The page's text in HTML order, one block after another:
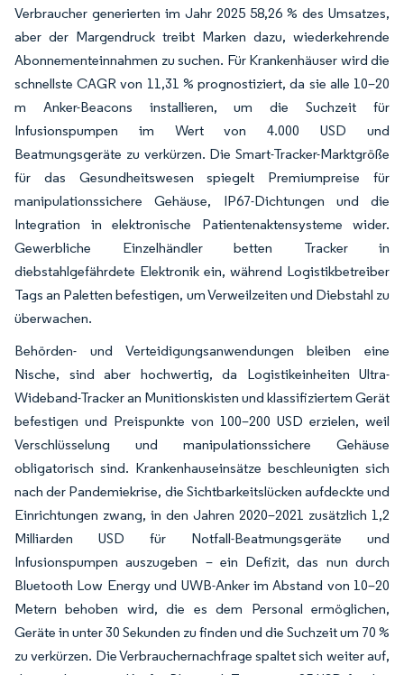
Verbraucher generierten im Jahr 2025 58,26 % des Umsatzes,
aber der Margendruck treibt Marken dazu, wiederkehrende
Abonnementeinnahmen zu suchen. Für Krankenhäuser wird die
schnellste CAGR von 11,31 % prognostiziert, da sie alle 10–20
m Anker-Beacons installieren, um die Suchzeit für
Infusionspumpen im Wert von 4.000 USD und
Beatmungsgeräte zu verkürzen. Die Smart-Tracker-Marktgröße
für das Gesundheitswesen spiegelt Premiumpreise für
manipulationssichere Gehäuse, IP67-Dichtungen und die
Integration in elektronische Patientenaktensysteme wider.
Gewerbliche Einzelhändler betten Tracker in
diebstahlgefährdete Elektronik ein, während Logistikbetreiber
Tags an Paletten befestigen, um Verweilzeiten und Diebstahl zu
überwachen.
Behörden- und Verteidigungsanwendungen bleiben eine
Nische, sind aber hochwertig, da Logistikeinheiten Ultra-
Wideband-Tracker an Munitionskisten und klassifiziertem Gerät
befestigen und Preispunkte von 100–200 USD erzielen, weil
Verschlüsselung und manipulationssichere Gehäuse
obligatorisch sind. Krankenhauseinsätze beschleunigten sich
nach der Pandemiekrise, die Sichtbarkeitslücken aufdeckte und
Einrichtungen zwang, in den Jahren 2020–2021 zusätzlich 1,2
Milliarden USD für Notfall-Beatmungsgeräte und
Infusionspumpen auszugeben – ein Defizit, das nun durch
Bluetooth Low Energy und UWB-Anker im Abstand von 10–20
Metern behoben wird, die es dem Personal ermöglichen,
Geräte in unter 30 Sekunden zu finden und die Suchzeit um 70 %
zu verkürzen. Die Verbrauchernachfrage spaltet sich weiter auf,